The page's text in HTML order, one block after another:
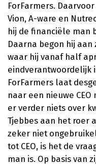
ForFarmers.
Vion, A-ware en
hij de financiële man
Daarna begon hij
waar hij vanaf half
eindverantwoordelijk
ForFarmers laat
naar een nieuwe
er verder niets over
Tjebbes aan het roer
zeker niet
tot CEO, is het de
man is. Op basis van